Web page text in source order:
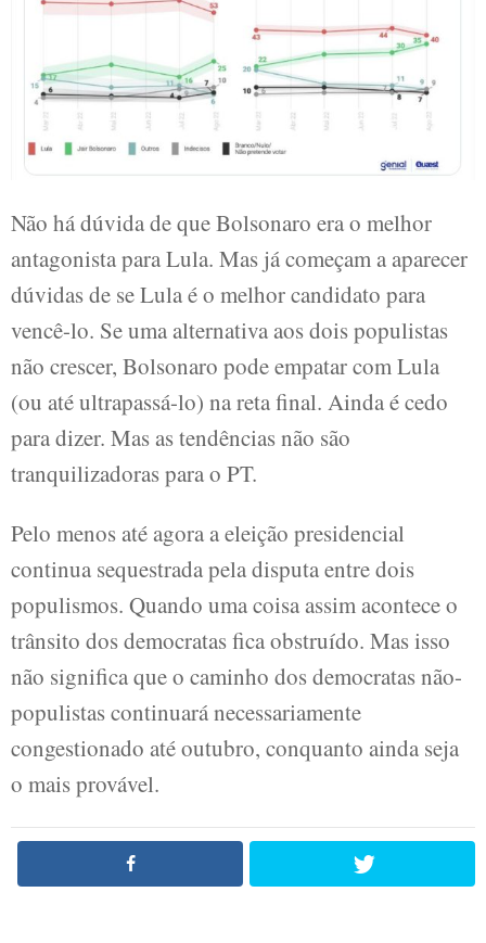
Não há dúvida de que Bolsonaro era o melhor
antagonista para Lula. Mas já começam a aparecer
dúvidas de se Lula é o melhor candidato para
vencê-lo. Se uma alternativa aos dois populistas
não crescer, Bolsonaro pode empatar com Lula
(ou até ultrapassá-lo) na reta final. Ainda é cedo
para dizer. Mas as tendências não são
tranquilizadoras para o PT.
Pelo menos até agora a eleição presidencial
continua sequestrada pela disputa entre dois
populismos. Quando uma coisa assim acontece o
trânsito dos democratas fica obstruído. Mas isso
não significa que o caminho dos democratas não-
populistas continuará necessariamente
congestionado até outubro, conquanto ainda seja
o mais provável.